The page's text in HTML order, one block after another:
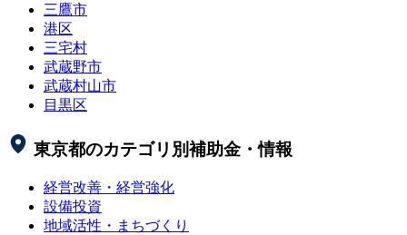
三鷹市
港区
三宅村
武蔵野市
武蔵村山市
目黒区
東京都のカテゴリ別補助金・情報
経営改善・経営強化
設備投資
地域活性・まちづくり